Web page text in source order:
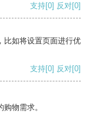
支持[0] 反对[0]
比如将设置页面进行优
支持[0] 反对[0]
物需求。